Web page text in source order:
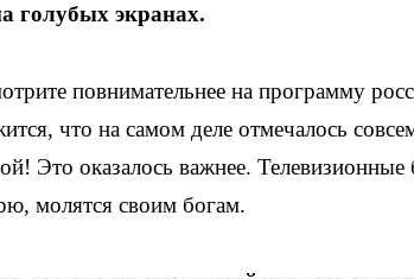
голубых экранах.
повнимательнее на программу
что на самом деле отмечалось
Это оказалось важнее.
молятся своим богам.